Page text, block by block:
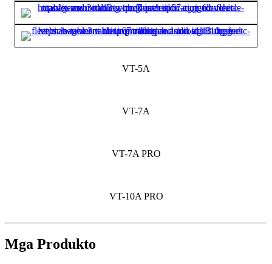
VT-5A
VT-7A
VT-7A PRO
VT-10A PRO
Mga Produkto